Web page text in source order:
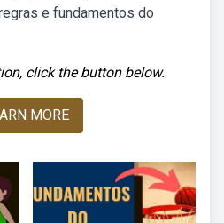
e fundamentos do
click the button below.
MORE